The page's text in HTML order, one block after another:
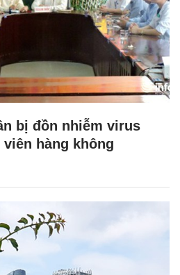
bị đồn nhiễm virus
hàng không